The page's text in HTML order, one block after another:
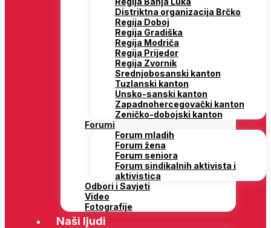
Distriktna organizacija Brčko
Regija Doboj
Regija Gradiška
Regija Modriča
Regija Prijedor
Regija Zvornik
Srednjobosanski kanton
Tuzlanski kanton
Unsko-sanski kanton
Zapadnohercegovački kanton
Zeničko-dobojski kanton
Forumi
Forum mladih
Forum žena
Forum seniora
Forum sindikalnih aktivista i
aktivistica
Odbori i Savjeti
Video
Fotografije
Naši ljudi